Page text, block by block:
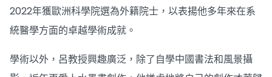
2022年獲歐洲科學院選為外籍院士，以表揚他多年來在系
統醫學方面的卓越學術成就。
學術以外，呂教授興趣廣泛，除了自學中國書法和風景攝